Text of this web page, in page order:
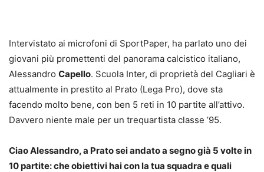
Intervistato ai microfoni di SportPaper, ha parlato uno dei
giovani più promettenti del panorama calcistico italiano,
Alessandro Capello. Scuola Inter, di proprietà del Cagliari è
attualmente in prestito al Prato (Lega Pro), dove sta
facendo molto bene, con ben 5 reti in 10 partite all’attivo.
Davvero niente male per un trequartista classe ’95.
Ciao Alessandro, a Prato sei andato a segno già 5 volte in
10 partite: che obiettivi hai con la tua squadra e quali